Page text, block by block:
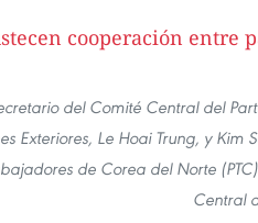
del Comité Central del
Exteriores, Le Hoai Trung, y
de Corea del Norte
Central